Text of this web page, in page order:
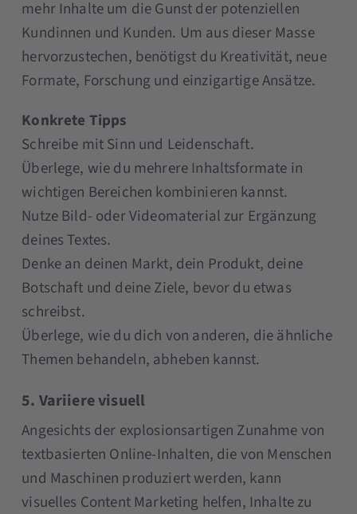
mehr Inhalte um die Gunst der potenziellen
Kundinnen und Kunden. Um aus dieser Masse
hervorzustechen, benötigst du Kreativität, neue
Formate, Forschung und einzigartige Ansätze.
Konkrete Tipps
Schreibe mit Sinn und Leidenschaft.
Überlege, wie du mehrere Inhaltsformate in
wichtigen Bereichen kombinieren kannst.
Nutze Bild- oder Videomaterial zur Ergänzung
deines Textes.
Denke an deinen Markt, dein Produkt, deine
Botschaft und deine Ziele, bevor du etwas
schreibst.
Überlege, wie du dich von anderen, die ähnliche
Themen behandeln, abheben kannst.
5. Variiere visuell
Angesichts der explosionsartigen Zunahme von
textbasierten Online-Inhalten, die von Menschen
und Maschinen produziert werden, kann
visuelles Content Marketing helfen, Inhalte zu